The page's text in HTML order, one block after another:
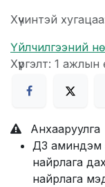
Хүчинтэй
Үйлчилгээний
Хүргэлт: 1
Анхааруулга
Д3 аминдэм
найрлага
найрлага